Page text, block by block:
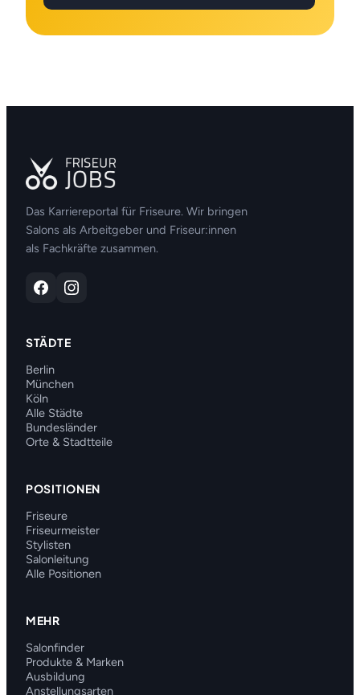
Das Karriereportal für Friseure. Wir bringen
Salons als Arbeitgeber und Friseur:innen
als Fachkräfte zusammen.
STÄDTE
Berlin
München
Köln
Alle Städte
Bundesländer
Orte & Stadtteile
POSITIONEN
Friseure
Friseurmeister
Stylisten
Salonleitung
Alle Positionen
MEHR
Salonfinder
Produkte & Marken
Ausbildung
Anstellungsarten